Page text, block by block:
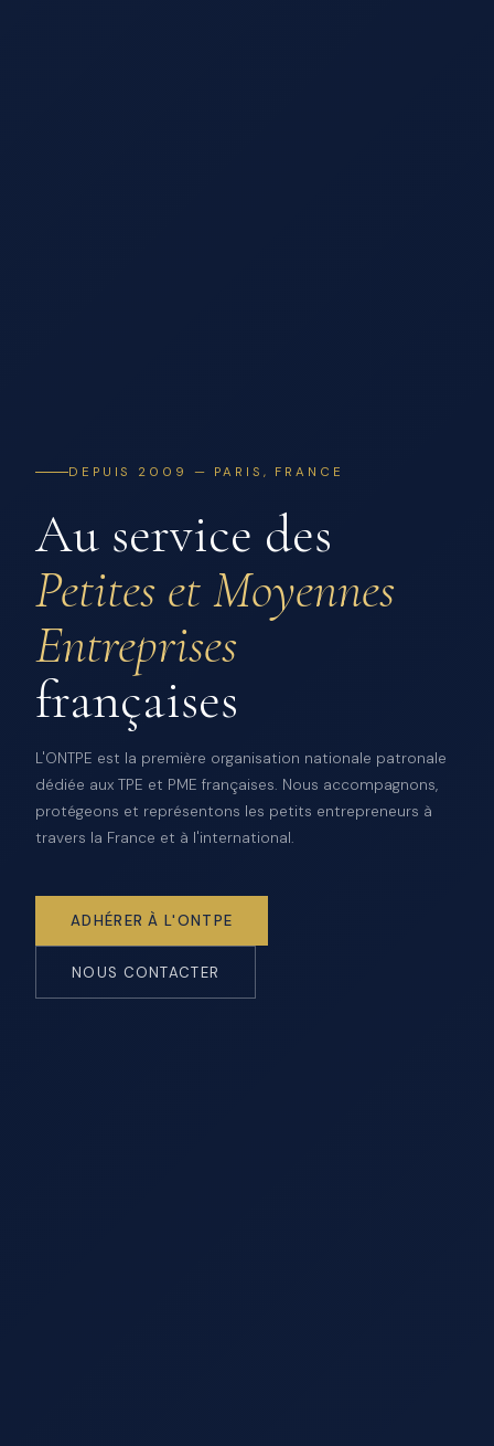
DEPUIS 2009 — PARIS, FRANCE
Au service des
Petites et Moyennes
Entreprises
françaises
L'ONTPE est la première organisation nationale patronale
dédiée aux TPE et PME françaises. Nous accompagnons,
protégeons et représentons les petits entrepreneurs à
travers la France et à l'international.
ADHÉRER À L'ONTPE
NOUS CONTACTER